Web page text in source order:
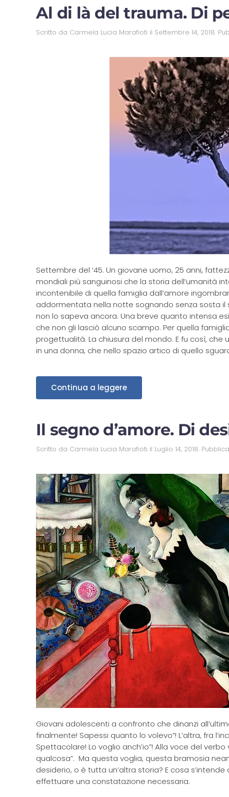
Al di là del trauma. Di
Scritto da Carmela Lucia Marafioti il Settembre 14, 2018.
Settembre del ’45. Un giovane uomo, 25 anni,
mondiali più sanguinosi che la storia dell’umanità
incontenibile di quella famiglia dall’amore
addormentata nella notte sognando senza sosta
non lo sapeva ancora. Una breve quanto intensa
che non gli lasciò alcuno scampo. Per quella
progettualità. La chiusura del mondo. E fu così,
in una donna, che nello spazio artico di quello
Continua a leggere
Il segno d’amore. Di
Scritto da Carmela Lucia Marafioti il Luglio 14, 2018.
Giovani adolescenti a confronto che dinanzi
finalmente! Sapessi quanto lo volevo”! L’altra, fra
Spettacolare! Lo voglio anch’io”! Alla voce del
qualcosa”. Ma questa voglia, questa bramosia
desiderio, o è tutta un’altra storia? E cosa
effettuare una constatazione necessaria.